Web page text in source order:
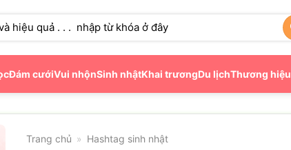
Đám cướiVui nhộnSinh nhậtKhai trươngDu lịchThương hiệu
Trang chủ » Hashtag sinh nhật